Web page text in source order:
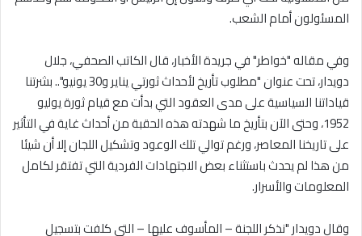
المسئولون أمام الشعب.
وفي مقاله "خواطر" في جريدة الأخبار، قال الكاتب الصحفي، جلال
دويدار، تحت عنوان "مطلوب تأريخ لأحداث ثورتي يناير و30 يونيو".. بشرتنا
قياداتنا السياسية على مدى العقود التي بدأت مع قيام ثورة يوليو
1952، وحتى الآن بتأريخ ما شهدته هذه الحقبة من أحداث غاية في التأثير
على تاريخنا المعاصر، ورغم توالي تلك الوعود وتشكيل اللجان إلا أن شيئا
من هذا لم يحدث باستثناء بعض الاجتهادات الفردية التي تفتقر لكامل
المعلومات والأسرار.
وقال دويدار "نذكر اللجنة – المأسوف عليها – التي كلفت بتسجيل